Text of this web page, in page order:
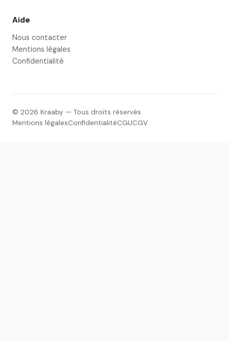
Aide
Nous contacter
Mentions légales
Confidentialité
© 2026 Kraaby — Tous droits réservés
Mentions légalesConfidentialitéCGUCGV